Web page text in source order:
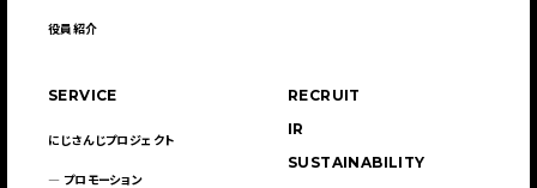
役員紹介
SERVICE
にじさんじプロジェクト
― プロモーション
RECRUIT
IR
SUSTAINABILITY